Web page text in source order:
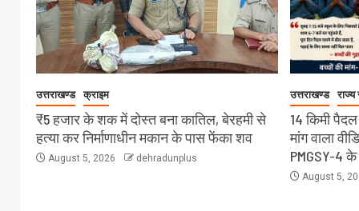
उत्तराखण्ड क्राइम
₹5 हजार के शक में दोस्त बना कातिल, बेरहमी से
हत्या कर निर्माणाधीन मकान के पास फेंका शव
August 5, 2026 dehradunplus
उत्तराखण्ड राज्य
14 किमी
मांग वाला
PMGSY-4
August 5,